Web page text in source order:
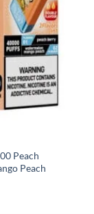
Peach
Peach